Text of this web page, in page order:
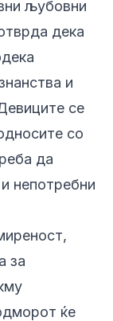
љубовни
дека
и
се
со
да
непотребни
за
ќе